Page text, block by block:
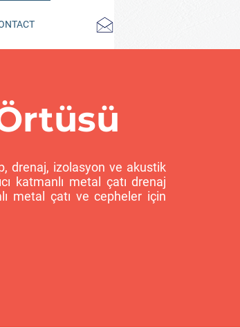
drenaj, izolasyon ve akustik
katmanlı metal çatı drenaj
metal çatı ve cepheler için